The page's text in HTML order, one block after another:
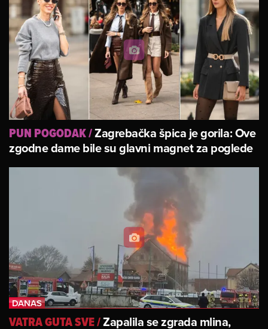
PUN POGODAK/Zagrebačka špica je gorila: Ove
zgodne dame bile su glavni magnet za poglede
VATRA GUTA SVE/Zapalila se zgrada mlina,